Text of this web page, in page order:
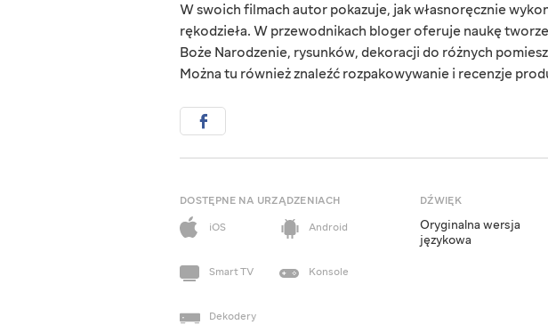
W swoich filmach autor pokazuje, jak własnoręcznie
rękodzieła. W przewodnikach bloger oferuje naukę
Boże Narodzenie, rysunków, dekoracji do różnych
Można tu również znaleźć rozpakowywanie i recenzje
DOSTĘPNE NA URZĄDZENIACH
iOS
Android
Smart TV Konsole
Dekodery
DŹWIĘK
Oryginalna wersja
językowa